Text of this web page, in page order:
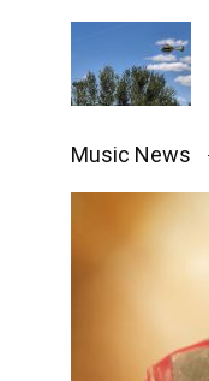
Music News